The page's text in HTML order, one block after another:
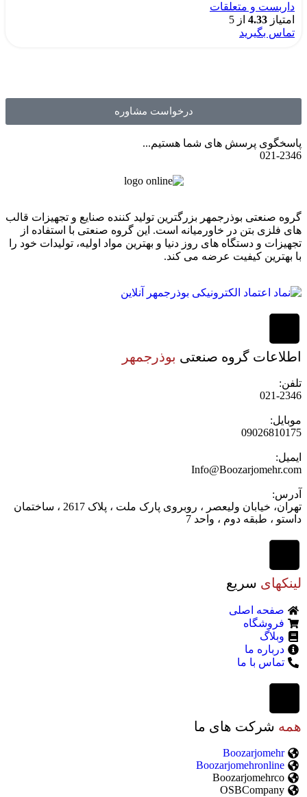
داربست و متعلقات
امتیاز 4.33 از 5
درخواست مشاوره
پاسخگوی پرسش های شما هستیم...
021-2346
گروه صنعتی بوذرجمهر بزرگترین تولید کننده صنایع و تجهیزات قالب
های فلزی بتن در خاورمیانه است. این گروه صنعتی با استفاده از
تجهیزات و دستگاه های روز دنیا و بهترین مواد اولیه، تولیدات خود را
با بهترین کیفیت عرضه می کند.
اطلاعات گروه صنعتی بوذرجمهر
تلفن:
021-2346
موبایل:
09026810175
ایمیل:
Info@Boozarjomehr.com
آدرس:
تهران، خیابان ولیعصر ، روبروی پارک ملت ، پلاک 2617 ، ساختمان
داستو ، طبقه دوم ، واحد 7
لینکهای سریع
صفحه اصلی
فروشگاه
وبلاگ
درباره ما
تماس با ما
همه شرکت های ما
Boozarjomehr
Boozarjomehronline
Boozarjomehrco
OSBCompany